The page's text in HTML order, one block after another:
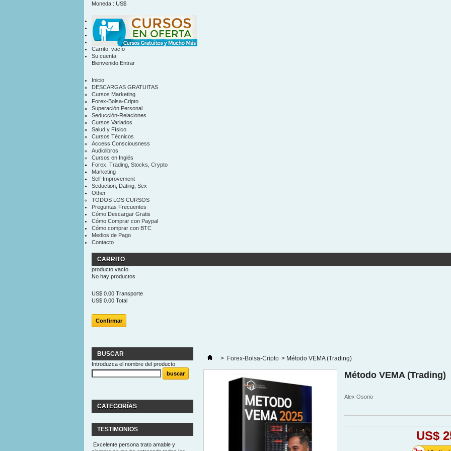
Moneda : US$
US$
contacto
mapa sitio
Carrito: vacío
Su cuenta
Bienvenido Entrar
Inicio
DESCARGAS GRATUITAS
Cursos Marketing
Forex-Bolsa-Cripto
Superación Personal
Seducción-Relaciones
Cursos Variados
Salud y Físico
Cursos Técnicos
Access Consciousness
Audiolibros
Cursos en Inglés
Forex, Trading, Stocks, Crypto
Marketing
Self-Improvement
Seduction, Dating, Sex
Other
TODOS LOS CURSOS
Preguntas Frecuentes
Cómo Descargar Gratis
Cómo Comprar con Paypal
Cómo comprar con BTC
Medios de Pago
Contacto
CARRITO
producto vacío
No hay productos
US$ 0.00 Transporte
US$ 0.00 Total
Confirmar
BUSCAR
Introduzca el nombre del producto
CATEGORÍAS
TESTIMONIOS
Excelente persona trato amable y
> Forex-Bolsa-Cripto > Método VEMA (Trading)
Método VEMA (Trading)
Alex Osorio
US$